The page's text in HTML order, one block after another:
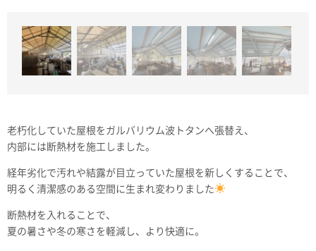
老朽化していた屋根をガルバリウム波トタンへ張替え、
内部には断熱材を施工しました。
経年劣化で汚れや結露が目立っていた屋根を新しくすることで、
明るく清潔感のある空間に生まれ変わりました
断熱材を入れることで、
夏の暑さや冬の寒さを軽減し、より快適に。